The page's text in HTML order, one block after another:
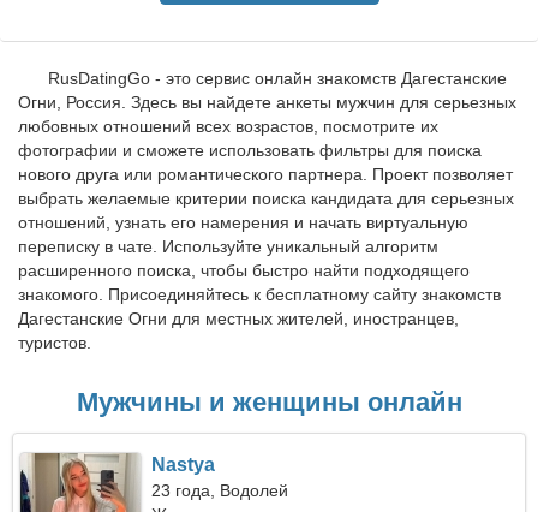
RusDatingGo - это сервис онлайн знакомств Дагестанские
Огни, Россия. Здесь вы найдете анкеты мужчин для серьезных
любовных отношений всех возрастов, посмотрите их
фотографии и сможете использовать фильтры для поиска
нового друга или романтического партнера. Проект позволяет
выбрать желаемые критерии поиска кандидата для серьезных
отношений, узнать его намерения и начать виртуальную
переписку в чате. Используйте уникальный алгоритм
расширенного поиска, чтобы быстро найти подходящего
знакомого. Присоединяйтесь к бесплатному сайту знакомств
Дагестанские Огни для местных жителей, иностранцев,
туристов.
Мужчины и женщины онлайн
Nastya
23 года, Водолей